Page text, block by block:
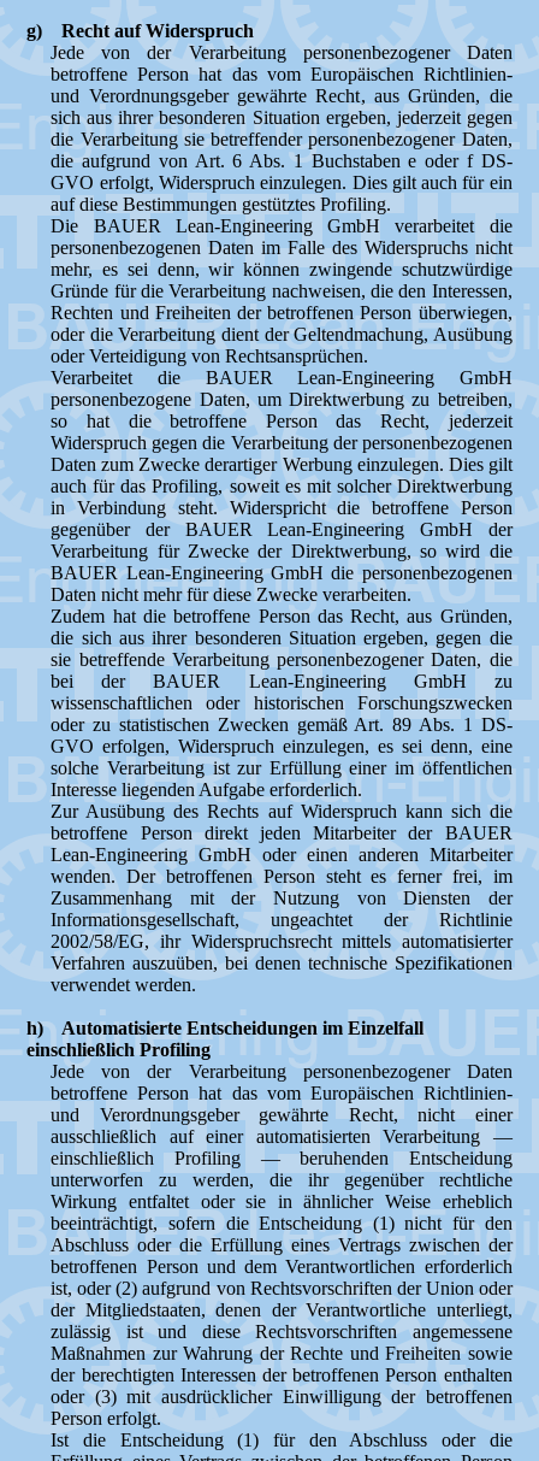
g) Recht auf Widerspruch
Jede von der Verarbeitung personenbezogener Daten
betroffene Person hat das vom Europäischen Richtlinien-
und Verordnungsgeber gewährte Recht, aus Gründen, die
sich aus ihrer besonderen Situation ergeben, jederzeit gegen
die Verarbeitung sie betreffender personenbezogener Daten,
die aufgrund von Art. 6 Abs. 1 Buchstaben e oder f DS-
GVO erfolgt, Widerspruch einzulegen. Dies gilt auch für ein
auf diese Bestimmungen gestütztes Profiling.
Die BAUER Lean-Engineering GmbH verarbeitet die
personenbezogenen Daten im Falle des Widerspruchs nicht
mehr, es sei denn, wir können zwingende schutzwürdige
Gründe für die Verarbeitung nachweisen, die den Interessen,
Rechten und Freiheiten der betroffenen Person überwiegen,
oder die Verarbeitung dient der Geltendmachung, Ausübung
oder Verteidigung von Rechtsansprüchen.
Verarbeitet die BAUER Lean-Engineering GmbH
personenbezogene Daten, um Direktwerbung zu betreiben,
so hat die betroffene Person das Recht, jederzeit
Widerspruch gegen die Verarbeitung der personenbezogenen
Daten zum Zwecke derartiger Werbung einzulegen. Dies gilt
auch für das Profiling, soweit es mit solcher Direktwerbung
in Verbindung steht. Widerspricht die betroffene Person
gegenüber der BAUER Lean-Engineering GmbH der
Verarbeitung für Zwecke der Direktwerbung, so wird die
BAUER Lean-Engineering GmbH die personenbezogenen
Daten nicht mehr für diese Zwecke verarbeiten.
Zudem hat die betroffene Person das Recht, aus Gründen,
die sich aus ihrer besonderen Situation ergeben, gegen die
sie betreffende Verarbeitung personenbezogener Daten, die
bei der BAUER Lean-Engineering GmbH zu
wissenschaftlichen oder historischen Forschungszwecken
oder zu statistischen Zwecken gemäß Art. 89 Abs. 1 DS-
GVO erfolgen, Widerspruch einzulegen, es sei denn, eine
solche Verarbeitung ist zur Erfüllung einer im öffentlichen
Interesse liegenden Aufgabe erforderlich.
Zur Ausübung des Rechts auf Widerspruch kann sich die
betroffene Person direkt jeden Mitarbeiter der BAUER
Lean-Engineering GmbH oder einen anderen Mitarbeiter
wenden. Der betroffenen Person steht es ferner frei, im
Zusammenhang mit der Nutzung von Diensten der
Informationsgesellschaft, ungeachtet der Richtlinie
2002/58/EG, ihr Widerspruchsrecht mittels automatisierter
Verfahren auszuüben, bei denen technische Spezifikationen
verwendet werden.
h) Automatisierte Entscheidungen im Einzelfall
einschließlich Profiling
Jede von der Verarbeitung personenbezogener Daten
betroffene Person hat das vom Europäischen Richtlinien-
und Verordnungsgeber gewährte Recht, nicht einer
ausschließlich auf einer automatisierten Verarbeitung —
einschließlich Profiling — beruhenden Entscheidung
unterworfen zu werden, die ihr gegenüber rechtliche
Wirkung entfaltet oder sie in ähnlicher Weise erheblich
beeinträchtigt, sofern die Entscheidung (1) nicht für den
Abschluss oder die Erfüllung eines Vertrags zwischen der
betroffenen Person und dem Verantwortlichen erforderlich
ist, oder (2) aufgrund von Rechtsvorschriften der Union oder
der Mitgliedstaaten, denen der Verantwortliche unterliegt,
zulässig ist und diese Rechtsvorschriften angemessene
Maßnahmen zur Wahrung der Rechte und Freiheiten sowie
der berechtigten Interessen der betroffenen Person enthalten
oder (3) mit ausdrücklicher Einwilligung der betroffenen
Person erfolgt.
Ist die Entscheidung (1) für den Abschluss oder die